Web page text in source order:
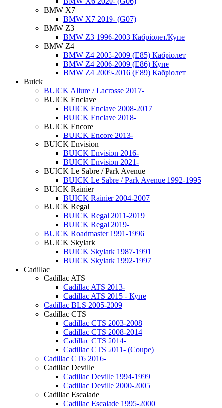
BMW X7
BMW X7 2019- (G07)
BMW Z3
BMW Z3 1996-2003 Кабріолет/Купе
BMW Z4
BMW Z4 2003-2009 (E85) Кабріолет
BMW Z4 2006-2009 (E86) Купе
BMW Z4 2009-2016 (E89) Кабріолет
Buick
BUICK Allure / Lacrosse 2017-
BUICK Enclave
BUICK Enclave 2008-2017
BUICK Enclave 2018-
BUICK Encore
BUICK Encore 2013-
BUICK Envision
BUICK Envision 2016-
BUICK Envision 2021-
BUICK Le Sabre / Park Avenue
BUICK Le Sabre / Park Avenue 1992-1995
BUICK Rainier
BUICK Rainier 2004-2007
BUICK Regal
BUICK Regal 2011-2019
BUICK Regal 2019-
BUICK Roadmaster 1991-1996
BUICK Skylark
BUICK Skylark 1987-1991
BUICK Skylark 1992-1997
Cadillac
Cadillac ATS
Cadillac ATS 2013-
Cadillac ATS 2015 - Купе
Cadillac BLS 2005-2009
Cadillac CTS
Cadillac CTS 2003-2008
Cadillac CTS 2008-2014
Cadillac CTS 2014-
Cadillac CTS 2011- (Coupe)
Cadillac CT6 2016-
Cadillac Deville
Cadillac Deville 1994-1999
Cadillac Deville 2000-2005
Cadillac Escalade
Cadillac Escalade 1995-2000